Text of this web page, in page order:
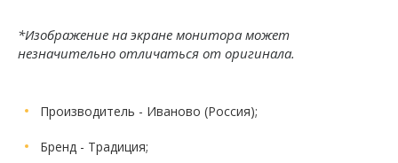
*Изображение на экране монитора может
незначительно отличаться от оригинала.
Производитель - Иваново (Россия);
Бренд - Традиция;